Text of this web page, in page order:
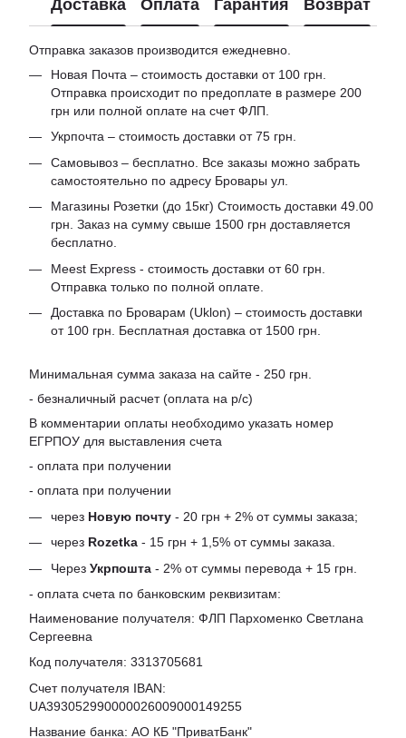
Доставка Оплата Гарантия Возврат
Отправка заказов производится ежедневно.
Новая Почта – стоимость доставки от 100 грн.
Отправка происходит по предоплате в размере 200
грн или полной оплате на счет ФЛП.
Укрпочта – стоимость доставки от 75 грн.
Самовывоз – бесплатно. Все заказы можно забрать
самостоятельно по адресу Бровары ул.
Магазины Розетки (до 15кг) Стоимость доставки 49.00
грн. Заказ на сумму свыше 1500 грн доставляется
бесплатно.
Meest Express - стоимость доставки от 60 грн.
Отправка только по полной оплате.
Доставка по Броварам (Uklon) – стоимость доставки
от 100 грн. Бесплатная доставка от 1500 грн.
Минимальная сумма заказа на сайте - 250 грн.
- безналичный расчет (оплата на р/с)
В комментарии оплаты необходимо указать номер
ЕГРПОУ для выставления счета
- оплата при получении
- оплата при получении
через Новую почту - 20 грн + 2% от суммы заказа;
через Rozetka - 15 грн + 1,5% от суммы заказа.
Через Укрпошта - 2% от суммы перевода + 15 грн.
- оплата счета по банковским реквизитам:
Наименование получателя: ФЛП Пархоменко Светлана
Сергеевна
Код получателя: 3313705681
Счет получателя IBAN:
UA393052990000026009000149255
Название банка: АО КБ "ПриватБанк"